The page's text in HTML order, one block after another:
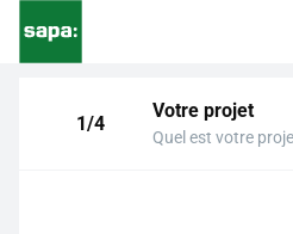
Votre projet